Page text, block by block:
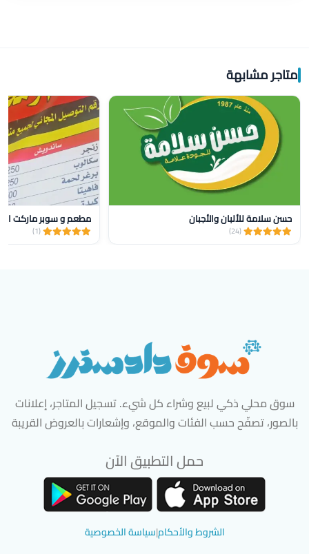
متاجر مشابهة
حسن سلامة للألبان والأجبان
(24)
مطعم و سوبر ماركت
(1)
سوق محلي ذكي لبيع وشراء كل شيء. تسجيل المتاجر، إعلانات
بالصور، تصفّح حسب الفئات والموقع، وإشعارات بالعروض القريبة
حمل التطبيق الآن
الشروط والأحكام|سياسة الخصوصية